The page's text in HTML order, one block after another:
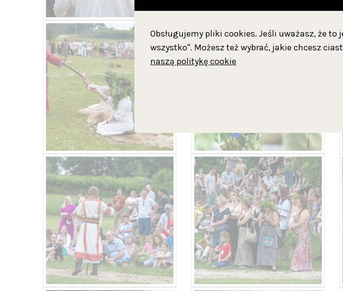
Obsługujemy pliki cookies. Jeśli uważasz, że
wszystko". Możesz też wybrać, jakie chcesz
naszą politykę cookie